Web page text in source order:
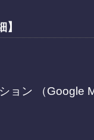
】
ョン （Google